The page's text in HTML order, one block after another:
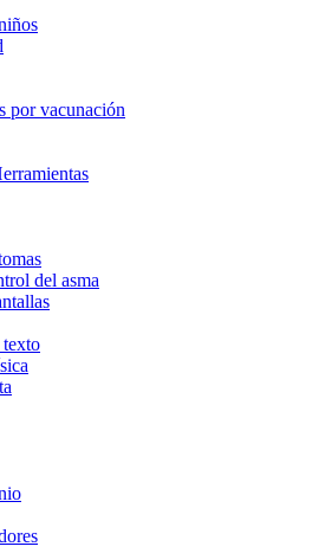
por vacunación
del asma
texto